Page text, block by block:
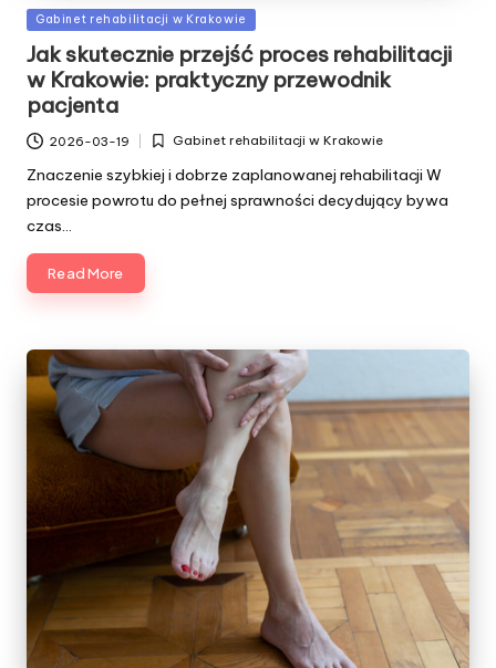
Posted
in
Gabinet rehabilitacji w Krakowie
Jak skutecznie przejść proces rehabilitacji
w Krakowie: praktyczny przewodnik
pacjenta
2026-03-19
PostedGabinet rehabilitacji w Krakowie
Znaczenie szybkiej i dobrze zaplanowanej rehabilitacji W
procesie powrotu do pełnej sprawności decydujący bywa
czas…
Read More